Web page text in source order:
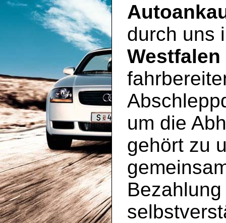
durch uns
Westfalen
um die
gehört zu